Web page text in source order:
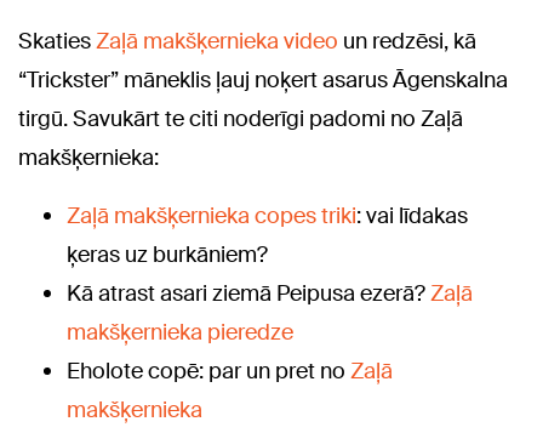
SkatiesZaļā makšķernieka video un redzēsi, kā
“Trickster” māneklis ļauj noķert asarus Āgenskalna
tirgū. Savukārt te citi noderīgi padomi no Zaļā
makšķernieka:
Zaļā makšķernieka copes triki: vai līdakas
ķeras uz burkāniem?
Kā atrast asari ziemā Peipusa ezerā?Zaļā
makšķernieka pieredze
Eholote copē: par un pret no Zaļā
makšķernieka